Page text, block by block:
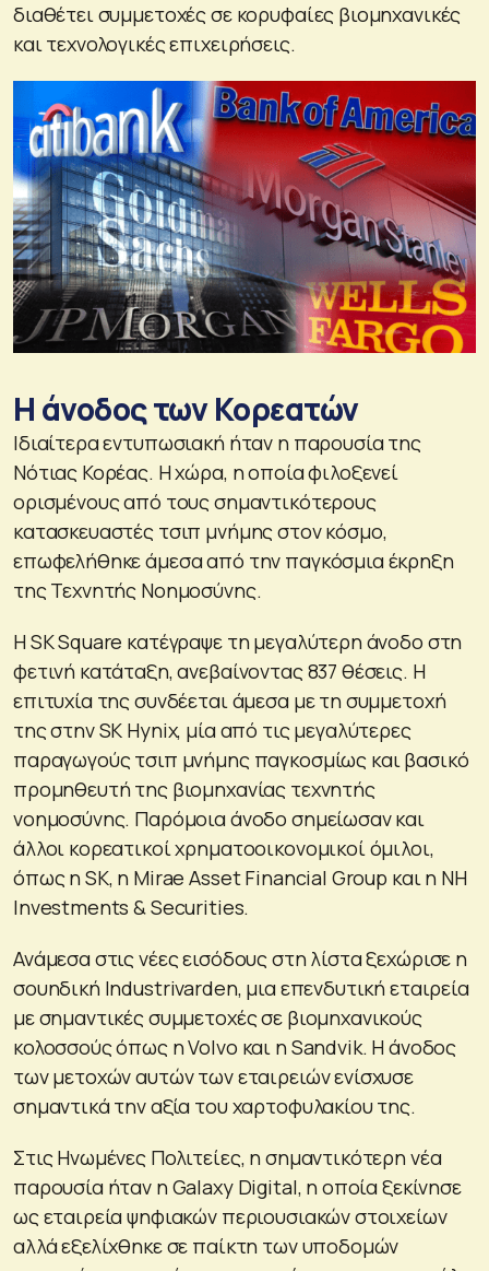
διαθέτει συμμετοχές σε κορυφαίες βιομηχανικές
και τεχνολογικές επιχειρήσεις.
Η άνοδος των Κορεατών
Ιδιαίτερα εντυπωσιακή ήταν η παρουσία της
Νότιας Κορέας. Η χώρα, η οποία φιλοξενεί
ορισμένους από τους σημαντικότερους
κατασκευαστές τσιπ μνήμης στον κόσμο,
επωφελήθηκε άμεσα από την παγκόσμια έκρηξη
της Τεχνητής Νοημοσύνης.
Η SK Square κατέγραψε τη μεγαλύτερη άνοδο στη
φετινή κατάταξη, ανεβαίνοντας 837 θέσεις. Η
επιτυχία της συνδέεται άμεσα με τη συμμετοχή
της στην SK Hynix, μία από τις μεγαλύτερες
παραγωγούς τσιπ μνήμης παγκοσμίως και βασικό
προμηθευτή της βιομηχανίας τεχνητής
νοημοσύνης. Παρόμοια άνοδο σημείωσαν και
άλλοι κορεατικοί χρηματοοικονομικοί όμιλοι,
όπως η SK, η Mirae Asset Financial Group και η NH
Investments & Securities.
Ανάμεσα στις νέες εισόδους στη λίστα ξεχώρισε η
σουηδική Industrivarden, μια επενδυτική εταιρεία
με σημαντικές συμμετοχές σε βιομηχανικούς
κολοσσούς όπως η Volvo και η Sandvik. Η άνοδος
των μετοχών αυτών των εταιρειών ενίσχυσε
σημαντικά την αξία του χαρτοφυλακίου της.
Στις Ηνωμένες Πολιτείες, η σημαντικότερη νέα
παρουσία ήταν η Galaxy Digital, η οποία ξεκίνησε
ως εταιρεία ψηφιακών περιουσιακών στοιχείων
αλλά εξελίχθηκε σε παίκτη των υποδομών